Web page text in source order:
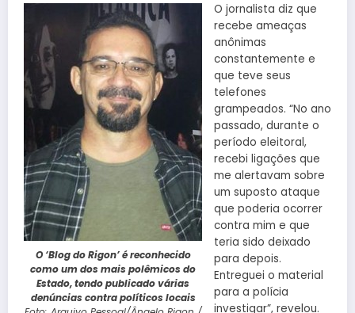
O ‘Blog do Rigon’ é reconhecido
como um dos mais polêmicos do
Estado, tendo publicado várias
denúncias contra políticos locais
O jornalista diz que
recebe ameaças
anônimas
constantemente e
que teve seus
telefones
grampeados. “No ano
passado, durante o
período eleitoral,
recebi ligações que
me alertavam sobre
um suposto ataque
que poderia ocorrer
contra mim e que
teria sido deixado
para depois.
Entreguei o material
para a polícia
investigar”, revelou.